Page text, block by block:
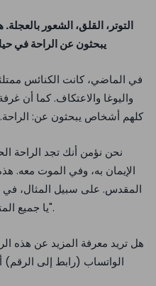
التوتر، القلق، الشعور
يبحثون عن الراحة في
في الماضي، كانت الكنائس
واليوغا والاعتكاف. كما أن
كلهم أشخاص يبحثون عن:
نحن نؤمن أنك تجد الراحة
الإيمان به، وفي الموت معه.
المقدس. على سبيل المثال، في
يا جميع المتعبين والثقيلي الأحمال، وأنا أريحكم".
هل تريد معرفة المزيد عن هذه
الواتساب (رابط إلى الرقم)